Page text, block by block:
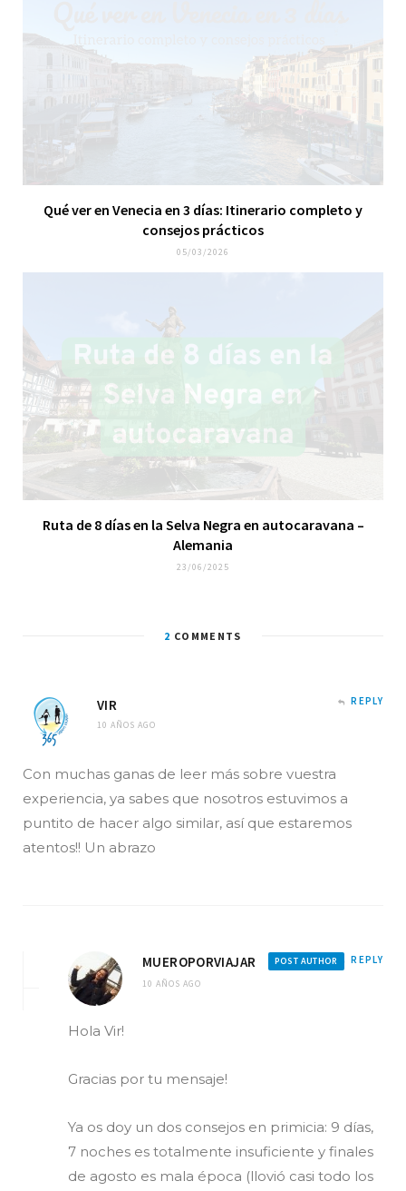
Qué ver en Venecia en 3 días: Itinerario completo y
consejos prácticos
05/03/2026
Ruta de 8 días en la Selva Negra en autocaravana –
Alemania
23/06/2025
2 COMMENTS
VIR
10 AÑOS AGO
REPLY
Con muchas ganas de leer más sobre vuestra
experiencia, ya sabes que nosotros estuvimos a
puntito de hacer algo similar, así que estaremos
atentos!! Un abrazo
MUEROPORVIAJAR
POST AUTHOR
10 AÑOS AGO
REPLY
Hola Vir!
Gracias por tu mensaje!
Ya os doy un dos consejos en primicia: 9 días,
7 noches es totalmente insuficiente y finales
de agosto es mala época (llovió casi todo los